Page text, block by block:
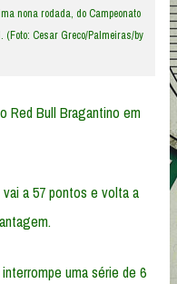
nona rodada, do Campeonato
Cesar Greco/Palmeiras/by
Red Bull Bragantino em
a 57 pontos e volta a
uma série de 6